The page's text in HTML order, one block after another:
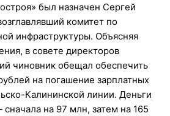
был назначен Сергей
комитет по
инфраструктуры. Объясняя
в совете директоров
чиновник обещал обеспечить
на погашение зарплатных
Калининской линии. Деньги
на 97 млн, затем на 165